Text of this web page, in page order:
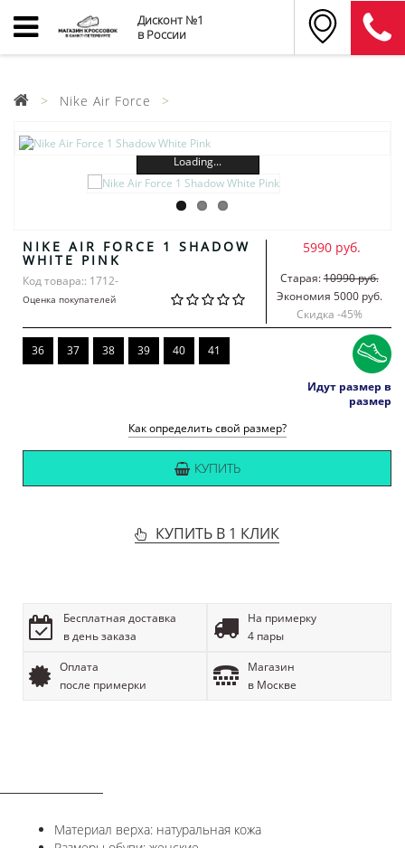
Дисконт №1
в России
Nike Air Force
Loading...
NIKE AIR FORCE 1 SHADOW
WHITE PINK
Код товара:: 1712-
Оценка покупателей
5990 руб.
Старая:10990 руб.
Экономия 5000 руб.
Скидка -45%
36 37 38 39 40 41
Идут размер в
размер
Как определить свой размер?
КУПИТЬ
КУПИТЬ В 1 КЛИК
Бесплатная доставка
в день заказа
На примерку
4 пары
Оплата
после примерки
Магазин
в Москве
Материал верха: натуральная кожа